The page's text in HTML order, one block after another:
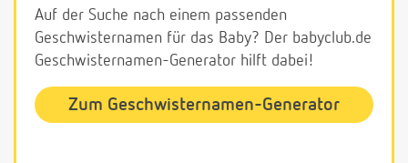
Auf der Suche nach einem passenden
Geschwisternamen für das Baby? Der babyclub.de
Geschwisternamen-Generator hilft dabei!
Zum Geschwisternamen-Generator